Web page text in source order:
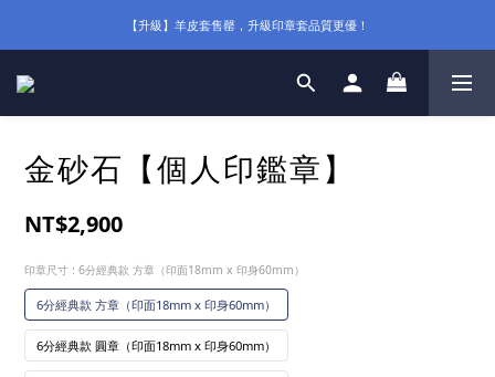
【升級】羊皮套售罄，升級印章套品質更優！
金砂石【個人印鑑章】
NT$2,900
印章尺寸 : 6分經典款 方章（印面18mm x 印身60mm）
6分經典款 方章（印面18mm x 印身60mm）
6分經典款 圓章（印面18mm x 印身60mm）